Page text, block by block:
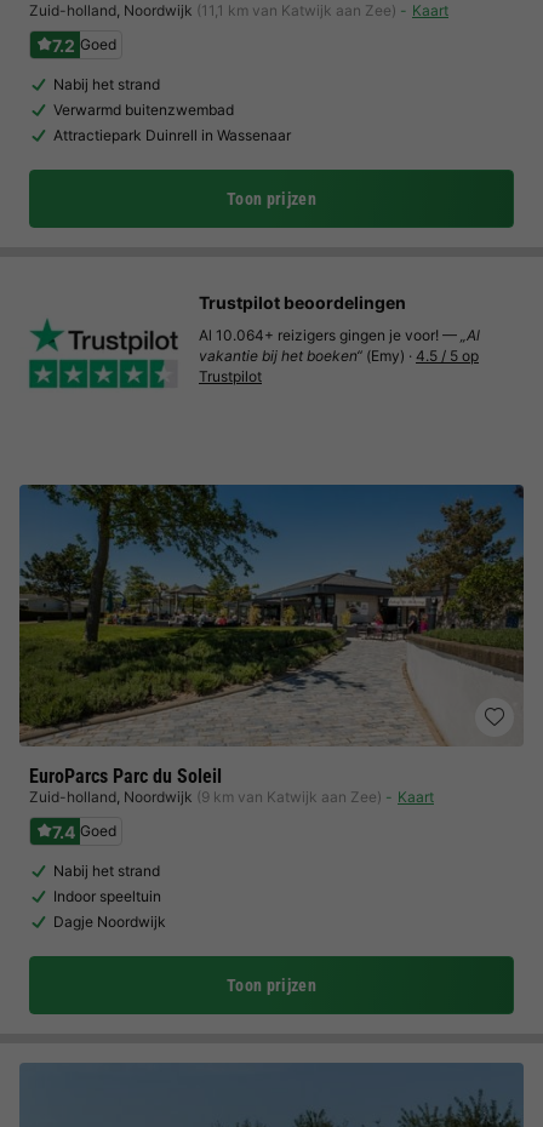
Zuid-holland, Noordwijk (11,1 km van Katwijk aan Zee) Kaart
7.2 Goed
Nabij het strand
Verwarmd buitenzwembad
Attractiepark Duinrell in Wassenaar
Toon prijzen
EuroParcs Parc du Soleil
Zuid-holland, Noordwijk (9 km van Katwijk aan Zee) Kaart
7.4 Goed
Nabij het strand
Indoor speeltuin
Dagje Noordwijk
Toon prijzen
Trustpilot beoordelingen
Al 10.064+ reizigers gingen je voor! — „Al
vakantie bij het boeken“ (Emy) · 4.5 / 5 op
Trustpilot